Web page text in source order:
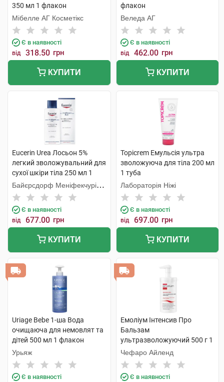
350 мл 1 флакон
Мібелле АГ Косметікс
Є в наявності
від 318.50 грн
КУПИТИ
флакон
Веледа АГ
Є в наявності
від 462.00 грн
КУПИТИ
Eucerin Urea Лосьон 5%
легкий зволожувальний для
сухої шкіри тіла 250 мл 1
флакон
Байєрсдорф Меніфекчурінг
Познань
Є в наявності
від 677.00 грн
КУПИТИ
Topicrem Емульсія ультра
зволожуюча для тіла 200 мл
1 туба
Лабораторія Ніжі
Є в наявності
від 697.00 грн
КУПИТИ
Uriage Bebe 1-ша Вода
очищаюча для немовлят та
дітей 500 мл 1 флакон
Урьяж
Є в наявності
Емоліум Інтенсив Про
Бальзам
ультразволожуючий 500 г 1
флакон
Чефаро Айленд
Є в наявності